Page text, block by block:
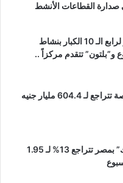
صدارة القطاعات الأنشط
“إيجي تريند” تقفز لرابع الـ 10 الكبار بنشاط
و”بلتون” تتقدم مركزاً ..
قيم تداولات البورصة تتراجع لـ 604.4 مليار جنيه
معاملات “الإنتربنك” بمصر تتراجع 13% لـ 1.95